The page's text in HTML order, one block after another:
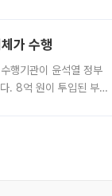
가 수행
행기관이 윤석열 정부
. 8억 원이 투입된 부산